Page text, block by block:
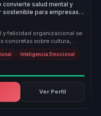
convierte salud mental y
sostenible para empresas y
y felicidad organizacional se
concretas sobre cultura,
Inteligencia Emocional
Ver Perfil